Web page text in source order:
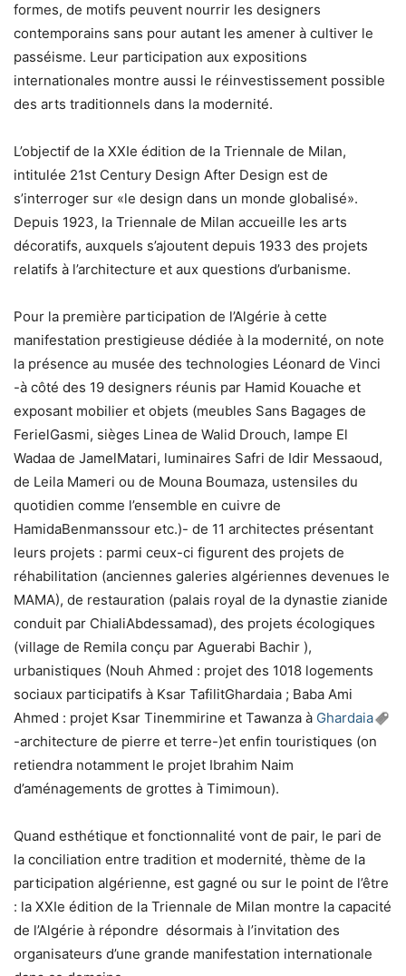
formes, de motifs peuvent nourrir les designers
contemporains sans pour autant les amener à cultiver le
passéisme. Leur participation aux expositions
internationales montre aussi le réinvestissement possible
des arts traditionnels dans la modernité.
L’objectif de la XXIe édition de la Triennale de Milan,
intitulée 21st Century Design After Design est de
s’interroger sur «le design dans un monde globalisé».
Depuis 1923, la Triennale de Milan accueille les arts
décoratifs, auxquels s’ajoutent depuis 1933 des projets
relatifs à l’architecture et aux questions d’urbanisme.
Pour la première participation de l’Algérie à cette
manifestation prestigieuse dédiée à la modernité, on note
la présence au musée des technologies Léonard de Vinci
-à côté des 19 designers réunis par Hamid Kouache et
exposant mobilier et objets (meubles Sans Bagages de
FerielGasmi, sièges Linea de Walid Drouch, lampe El
Wadaa de JamelMatari, luminaires Safri de Idir Messaoud,
de Leila Mameri ou de Mouna Boumaza, ustensiles du
quotidien comme l’ensemble en cuivre de
HamidaBenmanssour etc.)- de 11 architectes présentant
leurs projets : parmi ceux-ci figurent des projets de
réhabilitation (anciennes galeries algériennes devenues le
MAMA), de restauration (palais royal de la dynastie zianide
conduit par ChialiAbdessamad), des projets écologiques
(village de Remila conçu par Aguerabi Bachir ),
urbanistiques (Nouh Ahmed : projet des 1018 logements
sociaux participatifs à Ksar TafilitGhardaia ; Baba Ami
Ahmed : projet Ksar Tinemmirine et Tawanza à Ghardaia
-architecture de pierre et terre-)et enfin touristiques (on
retiendra notamment le projet Ibrahim Naim
d’aménagements de grottes à Timimoun).
Quand esthétique et fonctionnalité vont de pair, le pari de
la conciliation entre tradition et modernité, thème de la
participation algérienne, est gagné ou sur le point de l’être
: la XXIe édition de la Triennale de Milan montre la capacité
de l’Algérie à répondre désormais à l’invitation des
organisateurs d’une grande manifestation internationale